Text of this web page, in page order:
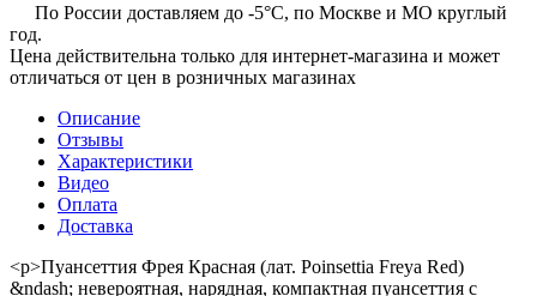
По России доставляем до -5°C, по Москве и МО круглый
год.
Цена действительна только для интернет-магазина и может
отличаться от цен в розничных магазинах
Описание
Отзывы
Характеристики
Видео
Оплата
Доставка
<p>Пуансеттия Фрея Красная (лат. Poinsettia Freya Red)
&ndash; невероятная, нарядная, компактная пуансеттия с